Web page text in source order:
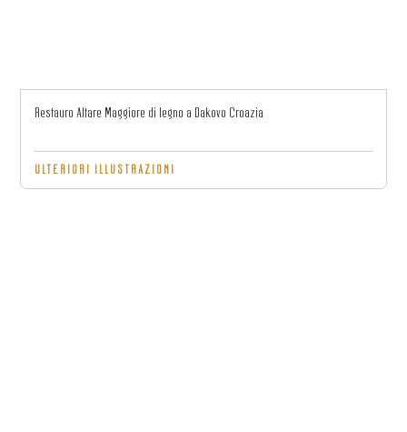
Restauro Altare Maggiore di legno a Dakovo Croazia
ULTERIORI ILLUSTRAZIONI